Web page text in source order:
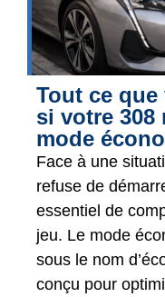
Tout ce
si votre 308
mode
Face à une
refuse de
essentiel de
jeu. Le mode
sous le nom
conçu pour